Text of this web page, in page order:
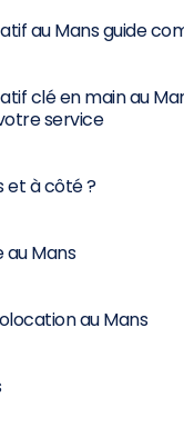
au Mans guide
clé en main au
service
et à côté ?
Mans
au Mans